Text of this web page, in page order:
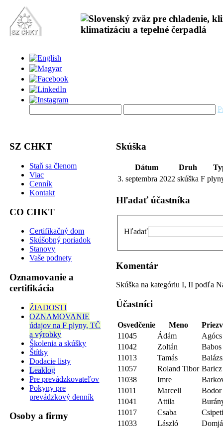
SZ CHKT
Staň sa členom
Viac
Cenník
Kontakt
CO CHKT
Certifikačný dom
Skúšobný poriadok
Stanovy
Vaše podnety
Oznamovanie a
certifikácia
ŽIADOSTI
OZNAMOVANIE
údajov na F plyny, TČ
a výrobky
Školenia a skúšky
Štítky
Dodacie listy
Leaklog
Pre prevádzkovateľov
Pokyny pre
prevádzkový denník
Osoby a firmy
Skúška
Dátum Druh
3. septembra 2022 skúška F
Hľadať účastníka
Hľadať
Komentár
Skúška na kategóriu I, II podľa
Účastníci
Osvedčenie Meno
11045
Ádám
Agócs
11042
Zoltán
Babos
11013
Tamás
11057
Roland Tibor Baricz
11038
Imre
11011
Marcell
Bodor
11041
Attila
11017
Csaba
11033
László